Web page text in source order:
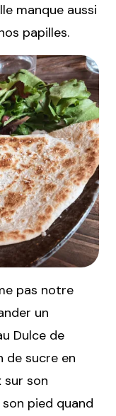
manque aussi
papilles.
pas notre
un
Dulce de
de sucre en
sur son
pied quand